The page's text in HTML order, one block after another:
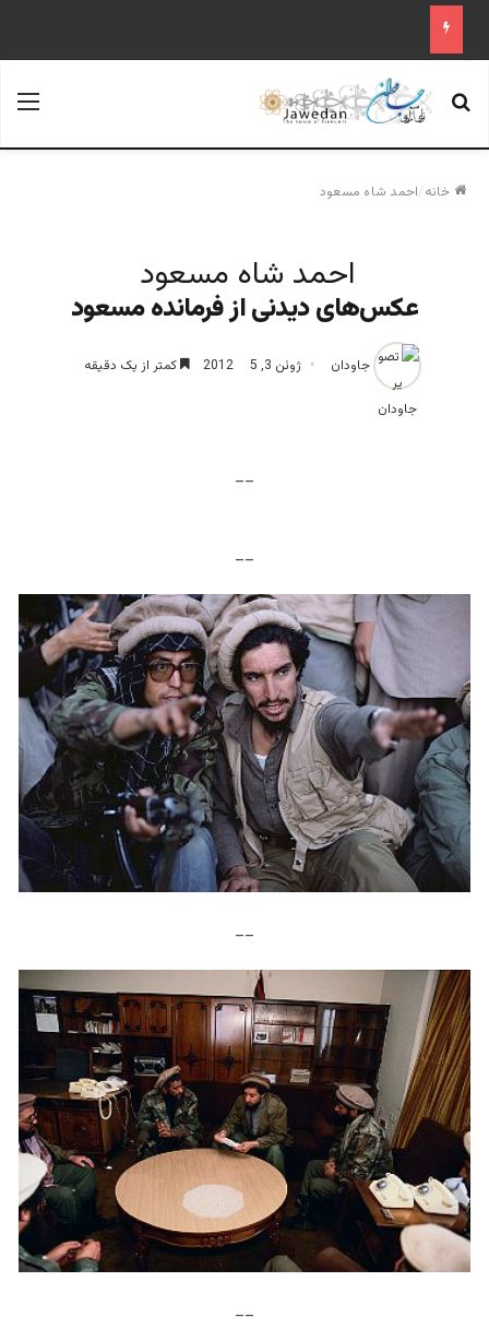
جستجو برای
خانه/احمد شاه مسعود
احمد شاه مسعود
عکس‌های دیدنی از فرمانده مسعود
جاودان ژوئن 3, 2012 5 کمتر از یک دقیقه
__
__
__
__